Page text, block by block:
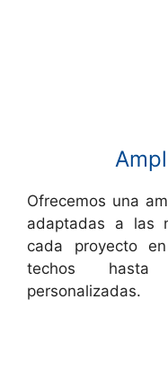
Ofrecemos una
adaptadas a las
cada proyecto
techos hasta
personalizadas.